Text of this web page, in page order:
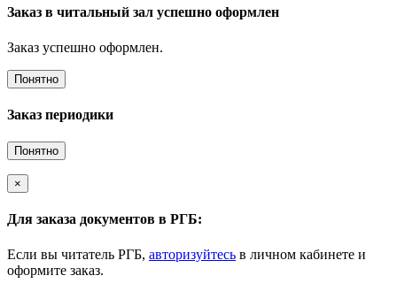
Заказ в читальный зал успешно оформлен
Заказ успешно оформлен.
Понятно
Заказ периодики
Понятно
×
Для заказа документов в РГБ:
Если вы читатель РГБ, авторизуйтесь в личном кабинете и
оформите заказ.